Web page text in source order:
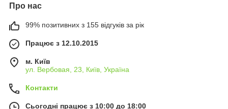
Про нас
99% позитивних з 155 відгуків за рік
Працює з 12.10.2015
м. Київ
ул. Вербовая, 23, Київ, Україна
Контакти
Сьогодні працює з 10:00 до 18:00